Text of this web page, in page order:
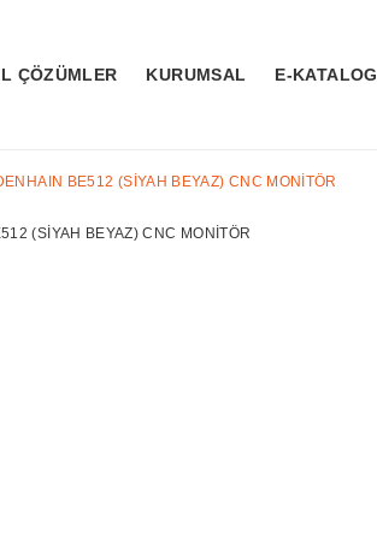
ÇÖZÜMLER KURUMSAL E-KATALOG
BE512 (SİYAH BEYAZ) CNC MONİTÖR